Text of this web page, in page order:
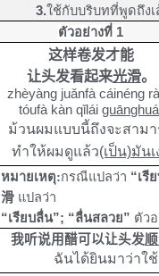
3.ใช้กับบริบทที่พูดถึง
ตัวอย่างที่ 1
这样卷发才能
让头发看起来光滑。
zhèyàng juǎnfà cáinéng
tóufà kàn qǐláiguānghuá
ม้วนผมแบบนี้ถึงจะสาม
ทำให้ผมดูแล้ว(เป็น)มันเ
หมายเหตุ:กรณีแปลว่า “เรี
滑 แปลว่า
“เรียบลื่น”; “ลื่นสลวย” ตัว
我听说用醋可以让头发
ฉันได้ยินมาว่าใ